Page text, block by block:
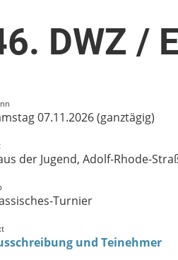
DWZ /
07.11.2026 (ganztägig)
der Jugend, Adolf-Rhode-
Turnier
und Teinehmer